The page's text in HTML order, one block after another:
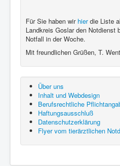
Für Sie haben wir hierdie Liste
Landkreis Goslar den Notdienst
Notfall in der Woche.
Mit freundlichen Grüßen, T.
Über uns
Inhalt und Webdesign
Berufsrechtliche
Haftungsausschluß
Datenschutzerklärung
Flyer vom tierärztlichen